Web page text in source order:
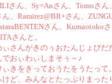
さん、Sy=Anさん、Tomoさん
ん、Ramirez@BR+さん、
さん、Kumaotokoさ
さんと。
ぃさんがきのぅおたんじょびだ
でおぃわぃしまそぅ～♪
ぃきをきっておうたをうたって
けど、みんなとたっぷりまった